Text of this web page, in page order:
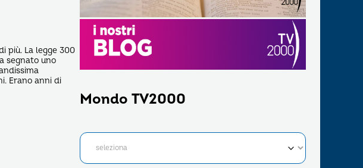
più. La legge 300
segnato uno
Erano anni di
Mondo TV2000